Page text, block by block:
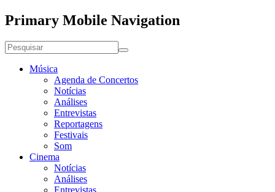
Primary Mobile Navigation
Música
Agenda de Concertos
Notícias
Análises
Entrevistas
Reportagens
Festivais
Som
Cinema
Notícias
Análises
Entrevistas